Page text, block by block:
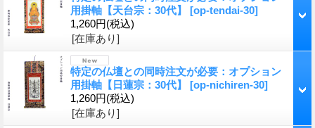
用掛軸【天台宗：30代】 [op-tendai-30]
1,260円(税込)
[在庫あり]
特定の仏壇との同時注文が必要：オプション
用掛軸【日蓮宗：30代】 [op-nichiren-30]
1,260円(税込)
[在庫あり]